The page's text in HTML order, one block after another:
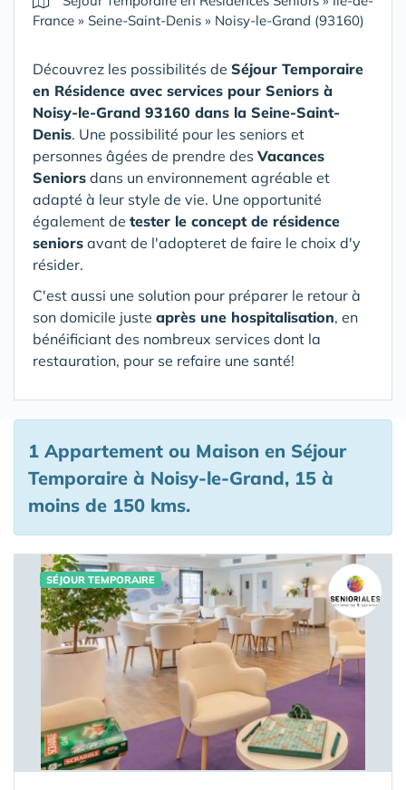
France » Seine-Saint-Denis » Noisy-le-Grand (93160)
Découvrez les possibilités de Séjour Temporaire
en Résidence avec services pour Seniors à
Noisy-le-Grand 93160 dans la Seine-Saint-
Denis. Une possibilité pour les seniors et
personnes âgées de prendre des Vacances
Seniors dans un environnement agréable et
adapté à leur style de vie. Une opportunité
également de tester le concept de résidence
seniors avant de l'adopteret de faire le choix d'y
résider.
C'est aussi une solution pour préparer le retour à
son domicile juste après une hospitalisation, en
bénéificiant des nombreux services dont la
restauration, pour se refaire une santé!
1 Appartement ou Maison en Séjour
Temporaire à Noisy-le-Grand, 15 à
moins de 150 kms.
SÉJOUR TEMPORAIRE